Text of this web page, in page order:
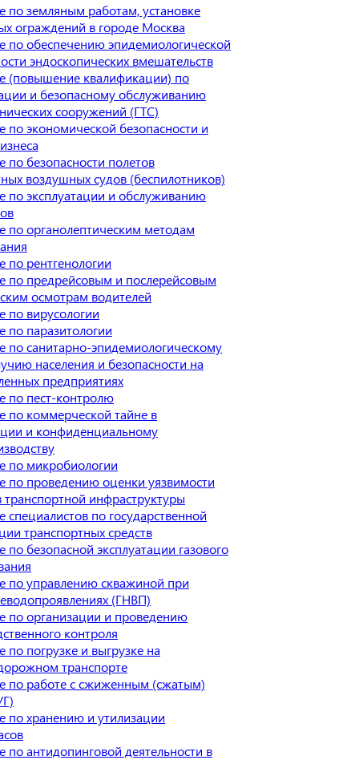
по земляным работам, установке
ограждений в городе Москва
по обеспечению эпидемиологической
эндоскопических вмешательств
(повышение квалификации) по
и безопасному обслуживанию
сооружений (ГТС)
по экономической безопасности и
по безопасности полетов
воздушных судов (беспилотников)
по эксплуатации и обслуживанию
по органолептическим методам
по рентгенологии
по предрейсовым и послерейсовым
осмотрам водителей
по вирусологии
по паразитологии
по санитарно-эпидемиологическому
населения и безопасности на
предприятиях
по пест-контролю
по коммерческой тайне в
и конфиденциальному
по микробиологии
по проведению оценки уязвимости
транспортной инфраструктуры
специалистов по государственной
транспортных средств
по безопасной эксплуатации газового
по управлению скважиной при
(ГНВП)
по организации и проведению
контроля
по погрузке и выгрузке на
транспорте
по работе с сжиженным (сжатым)
по хранению и утилизации
по антидопинговой деятельности в